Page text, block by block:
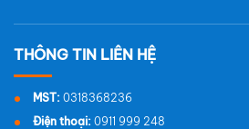
MST: 0318368236
Điện thoại: 0911 999 248